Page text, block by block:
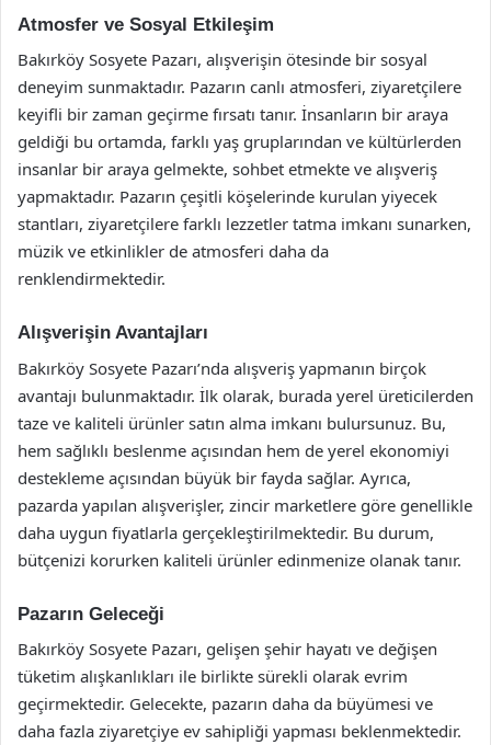
Atmosfer ve Sosyal Etkileşim
Bakırköy Sosyete Pazarı, alışverişin ötesinde bir sosyal
deneyim sunmaktadır. Pazarın canlı atmosferi, ziyaretçilere
keyifli bir zaman geçirme fırsatı tanır. İnsanların bir araya
geldiği bu ortamda, farklı yaş gruplarından ve kültürlerden
insanlar bir araya gelmekte, sohbet etmekte ve alışveriş
yapmaktadır. Pazarın çeşitli köşelerinde kurulan yiyecek
stantları, ziyaretçilere farklı lezzetler tatma imkanı sunarken,
müzik ve etkinlikler de atmosferi daha da
renklendirmektedir.
Alışverişin Avantajları
Bakırköy Sosyete Pazarı’nda alışveriş yapmanın birçok
avantajı bulunmaktadır. İlk olarak, burada yerel üreticilerden
taze ve kaliteli ürünler satın alma imkanı bulursunuz. Bu,
hem sağlıklı beslenme açısından hem de yerel ekonomiyi
destekleme açısından büyük bir fayda sağlar. Ayrıca,
pazarda yapılan alışverişler, zincir marketlere göre genellikle
daha uygun fiyatlarla gerçekleştirilmektedir. Bu durum,
bütçenizi korurken kaliteli ürünler edinmenize olanak tanır.
Pazarın Geleceği
Bakırköy Sosyete Pazarı, gelişen şehir hayatı ve değişen
tüketim alışkanlıkları ile birlikte sürekli olarak evrim
geçirmektedir. Gelecekte, pazarın daha da büyümesi ve
daha fazla ziyaretçiye ev sahipliği yapması beklenmektedir.